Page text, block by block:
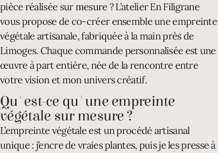
pièce réalisée sur mesure ? L’atelier En Filigrane
vous propose de co-créer ensemble une empreinte
végétale artisanale, fabriquée à la main près de
Limoges. Chaque commande personnalisée est une
œuvre à part entière, née de la rencontre entre
votre vision et mon univers créatif.
Qu'est-ce qu'une empreinte
végétale sur mesure ?
L’empreinte végétale est un procédé artisanal
unique : j’encre de vraies plantes, puis je les presse à